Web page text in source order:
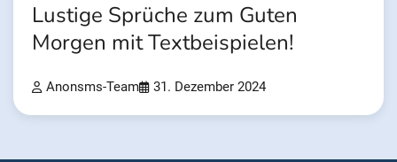
Lustige Sprüche zum Guten
Morgen mit Textbeispielen!
Anonsms-Team 31. Dezember 2024